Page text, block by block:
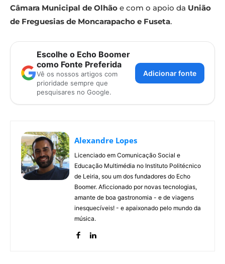
Câmara Municipal de Olhão e com o apoio da União
de Freguesias de Moncarapacho e Fuseta.
Escolhe o Echo Boomer
como Fonte Preferida
Vê os nossos artigos com
prioridade sempre que
pesquisares no Google.
Adicionar fonte
Alexandre Lopes
Licenciado em Comunicação Social e
Educação Multimédia no Instituto Politécnico
de Leiria, sou um dos fundadores do Echo
Boomer. Aficcionado por novas tecnologias,
amante de boa gastronomia - e de viagens
inesquecíveis! - e apaixonado pelo mundo da
música.